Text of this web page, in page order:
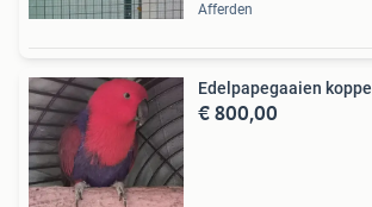
Afferden
Edelpapegaaien koppel
€ 800,00